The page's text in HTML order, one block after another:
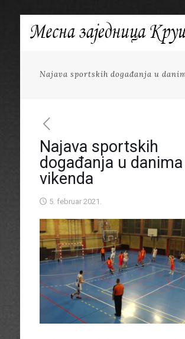
Najava sportskih događanja u
Najava sportskih
događanja u danima
vikenda
5. februar 2021.